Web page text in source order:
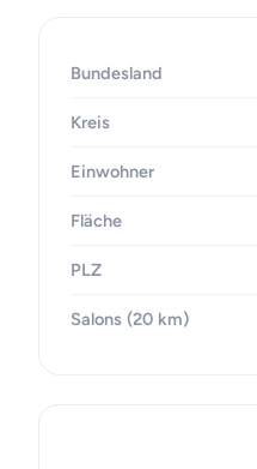
Bundesland
Kreis
Einwohner
Fläche
PLZ
Salons (20 km)